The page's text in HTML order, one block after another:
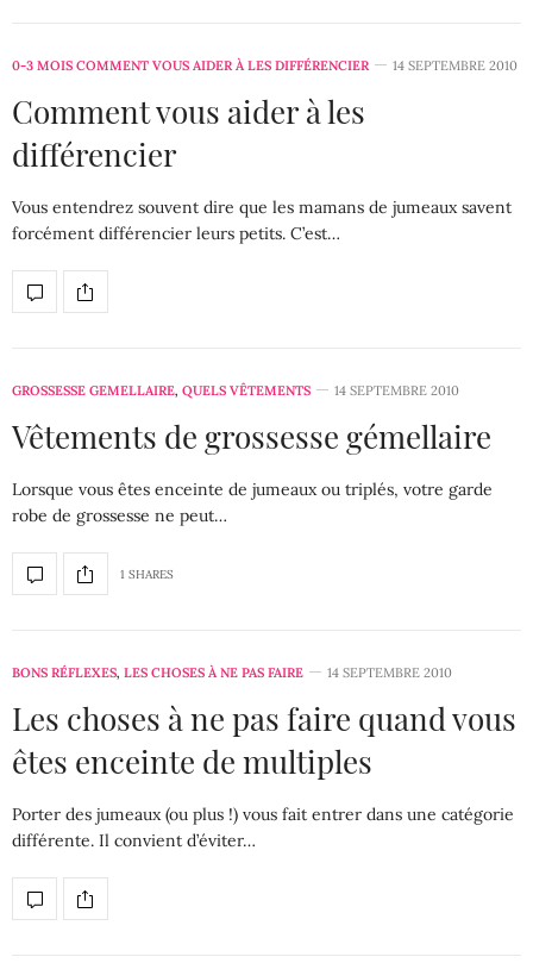
0-3 MOIS COMMENT VOUS AIDER À LES DIFFÉRENCIER 14 SEPTEMBRE 2010
Comment vous aider à les
différencier
Vous entendrez souvent dire que les mamans de jumeaux savent
forcément différencier leurs petits. C’est…
GROSSESSE GEMELLAIRE, QUELS VÊTEMENTS 14 SEPTEMBRE 2010
Vêtements de grossesse gémellaire
Lorsque vous êtes enceinte de jumeaux ou triplés, votre garde
robe de grossesse ne peut…
1 SHARES
BONS RÉFLEXES, LES CHOSES À NE PAS FAIRE 14 SEPTEMBRE 2010
Les choses à ne pas faire quand vous
êtes enceinte de multiples
Porter des jumeaux (ou plus !) vous fait entrer dans une catégorie
différente. Il convient d’éviter…